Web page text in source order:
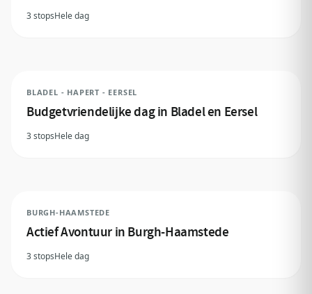
3 stopsHele dag
BLADEL - HAPERT - EERSEL
Budgetvriendelijke dag in Bladel en Eersel
3 stopsHele dag
BURGH-HAAMSTEDE
Actief Avontuur in Burgh-Haamstede
3 stopsHele dag